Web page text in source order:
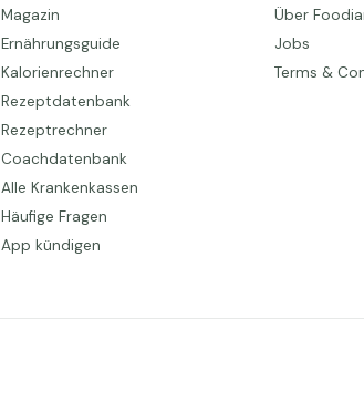
Magazin
Ernährungsguide
Kalorienrechner
Rezeptdatenbank
Rezeptrechner
Coachdatenbank
Alle Krankenkassen
Häufige Fragen
App kündigen
Über
Jobs
Terms &